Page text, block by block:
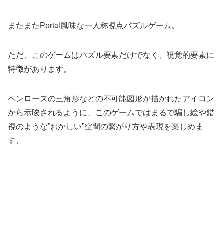
またまたPortal風味な一人称視点パズルゲーム。
ただ、このゲームはパズル要素だけでなく、視覚的要素に
特徴があります。
ペンローズの三角形などの不可能図形が描かれたアイコン
から示唆されるように、このゲームではまるで騙し絵や錯
視のような”おかしい”空間の繋がり方や表現を楽しめま
す。